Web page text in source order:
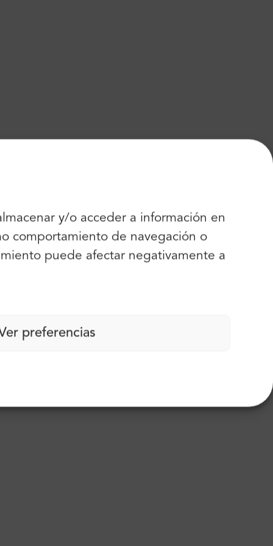
y/o acceder a información en
comportamiento de navegación o
puede afectar negativamente a
preferencias